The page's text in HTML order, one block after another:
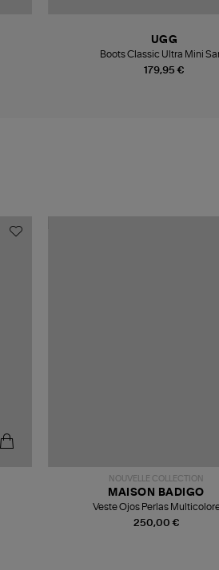
179,95 €
UGG
Boots Classic Ultra Mini
NOUVELLE COLLECTION
250,00 €
MAISON BADIGO
Veste Ojos Perlas